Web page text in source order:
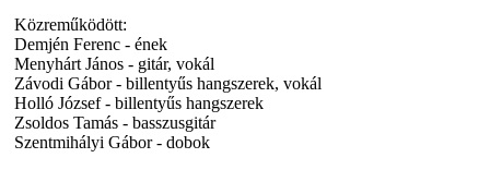
Közreműködött:
Demjén Ferenc - ének
Menyhárt János - gitár, vokál
Závodi Gábor - billentyűs hangszerek, vokál
Holló József - billentyűs hangszerek
Zsoldos Tamás - basszusgitár
Szentmihályi Gábor - dobok